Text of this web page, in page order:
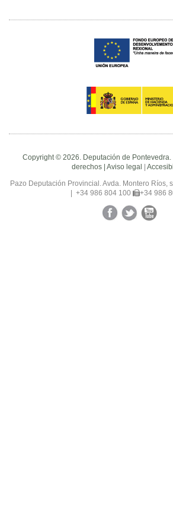
Copyright © 2026. Deputación de
derechos | Aviso legal |
Pazo Deputación Provincial. Avda. Montero Ríos,
| +34 986 804 100
+34 986
FacebookTwitter